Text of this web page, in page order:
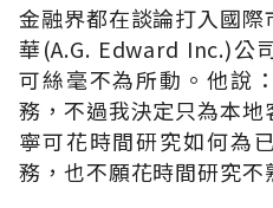
金融界都在談論打入國
華(A.G. Edward Inc.)公
可絲毫不為所動。他說
務，不過我決定只為本
寧可花時間研究如何為
務，也不願花時間研究不